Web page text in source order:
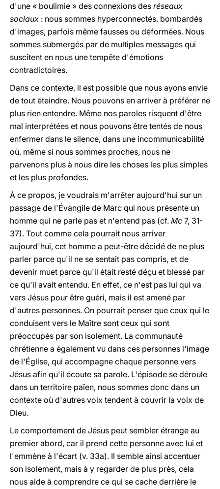
d'une « boulimie » des connexions des réseaux
sociaux : nous sommes hyperconnectés, bombardés
d'images, parfois même fausses ou déformées. Nous
sommes submergés par de multiples messages qui
suscitent en nous une tempête d'émotions
contradictoires.
Dans ce contexte, il est possible que nous ayons envie
de tout éteindre. Nous pouvons en arriver à préférer ne
plus rien entendre. Même nos paroles risquent d'être
mal interprétées et nous pouvons être tentés de nous
enfermer dans le silence, dans une incommunicabilité
où, même si nous sommes proches, nous ne
parvenons plus à nous dire les choses les plus simples
et les plus profondes.
À ce propos, je voudrais m'arrêter aujourd'hui sur un
passage de l'Évangile de Marc qui nous présente un
homme qui ne parle pas et n'entend pas (cf. Mc 7, 31-
37). Tout comme cela pourrait nous arriver
aujourd'hui, cet homme a peut-être décidé de ne plus
parler parce qu'il ne se sentait pas compris, et de
devenir muet parce qu'il était resté déçu et blessé par
ce qu'il avait entendu. En effet, ce n'est pas lui qui va
vers Jésus pour être guéri, mais il est amené par
d'autres personnes. On pourrait penser que ceux qui le
conduisent vers le Maître sont ceux qui sont
préoccupés par son isolement. La communauté
chrétienne a également vu dans ces personnes l'image
de l'Église, qui accompagne chaque personne vers
Jésus afin qu'il écoute sa parole. L'épisode se déroule
dans un territoire païen, nous sommes donc dans un
contexte où d'autres voix tendent à couvrir la voix de
Dieu.
Le comportement de Jésus peut sembler étrange au
premier abord, car il prend cette personne avec lui et
l'emmène à l'écart (v. 33a). Il semble ainsi accentuer
son isolement, mais à y regarder de plus près, cela
nous aide à comprendre ce qui se cache derrière le